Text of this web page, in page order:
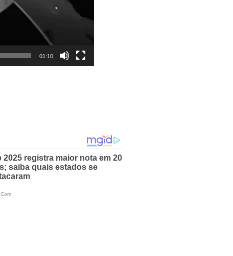
01:10